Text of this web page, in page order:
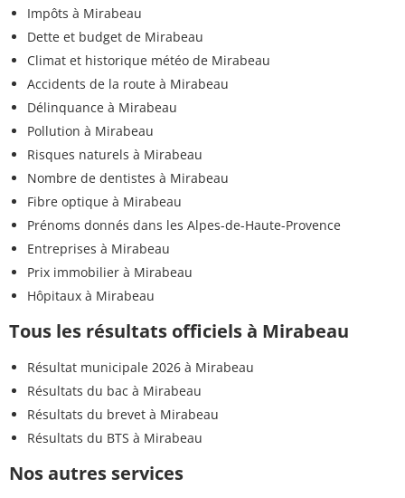
Impôts à Mirabeau
Dette et budget de Mirabeau
Climat et historique météo de Mirabeau
Accidents de la route à Mirabeau
Délinquance à Mirabeau
Pollution à Mirabeau
Risques naturels à Mirabeau
Nombre de dentistes à Mirabeau
Fibre optique à Mirabeau
Prénoms donnés dans les Alpes-de-Haute-Provence
Entreprises à Mirabeau
Prix immobilier à Mirabeau
Hôpitaux à Mirabeau
Tous les résultats officiels à Mirabeau
Résultat municipale 2026 à Mirabeau
Résultats du bac à Mirabeau
Résultats du brevet à Mirabeau
Résultats du BTS à Mirabeau
Nos autres services